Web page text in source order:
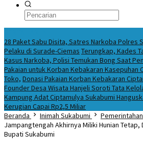
28 Paket Sabu Disita, Satres Narkoba Polres
Pelaku di Surade-Ciemas Terungkap, Kades
Kasus Narkoba, Polisi Temukan Bong Saat
Pakaian untuk Korban Kebakaran Kasepuhan
Toko, Donasi Pakaian Korban Kebakaran
Founder Desa Wisata Hanjeli Soroti Tata
Kampung Adat Ciptamulya Sukabumi
Kerugian Capai Rp2,5 Miliar
Beranda
Inimah Sukabumi Pemerintahan
Jampangtengah Akhirnya Miliki Hunian Tetap,
Bupati Sukabumi